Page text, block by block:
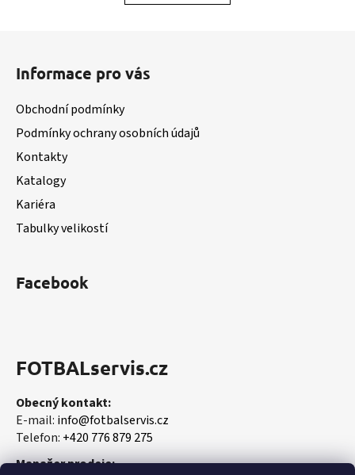
d
k
Informace pro vás
Obchodní podmínky
Podmínky ochrany osobních údajů
Kontakty
Katalogy
Kariéra
Tabulky velikostí
Facebook
FOTBALservis.cz
Obecný kontakt:
E-mail: info@fotbalservis.cz
Telefon: +420 776 879 275
Manažer prodeje: